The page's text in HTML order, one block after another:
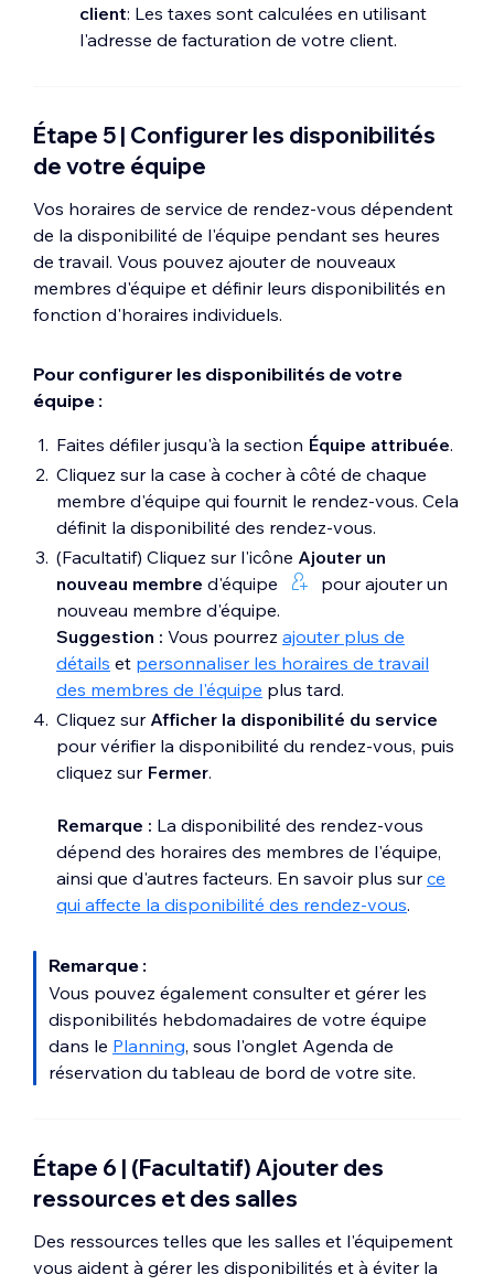
client: Les taxes sont calculées en utilisant
l'adresse de facturation de votre client.
Étape 5 | Configurer les disponibilités
de votre équipe
Vos horaires de service de rendez-vous dépendent
de la disponibilité de l'équipe pendant ses heures
de travail. Vous pouvez ajouter de nouveaux
membres d'équipe et définir leurs disponibilités en
fonction d'horaires individuels.
Pour configurer les disponibilités de votre
équipe :
Faites défiler jusqu'à la section Équipe attribuée.
Cliquez sur la case à cocher à côté de chaque
membre d'équipe qui fournit le rendez-vous. Cela
définit la disponibilité des rendez-vous.
(Facultatif) Cliquez sur l'icône Ajouter un
nouveau membre d'équipe
pour ajouter un
nouveau membre d'équipe.
Suggestion : Vous pourrez ajouter plus de
détails et personnaliser les horaires de travail
des membres de l'équipe plus tard.
Cliquez sur Afficher la disponibilité du service
pour vérifier la disponibilité du rendez-vous, puis
cliquez sur Fermer.
Remarque : La disponibilité des rendez-vous
dépend des horaires des membres de l'équipe,
ainsi que d'autres facteurs. En savoir plus surce
qui affecte la disponibilité des rendez-vous.
Remarque :
Vous pouvez également consulter et gérer les
disponibilités hebdomadaires de votre équipe
dans le Planning, sous l'onglet Agenda de
réservation du tableau de bord de votre site.
Étape 6 | (Facultatif) Ajouter des
ressources et des salles
Des ressources telles que les salles et l'équipement
vous aident à gérer les disponibilités et à éviter la